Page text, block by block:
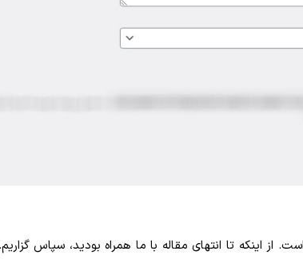
از اینکه تا انتهای مقاله با ما همراه بودید، سپاس